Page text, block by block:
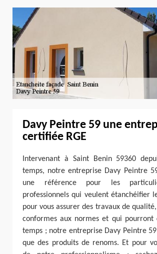
Davy Peintre 59 une
certifiée RGE
Intervenant à Saint Benin 59360
temps, notre entreprise Davy Peintre
une référence pour les
professionnels qui veulent étanchéifier
pour vous assurer des travaux de
conformes aux normes et qui pourront
temps ; notre entreprise Davy Peintre
que des produits de renoms. Et pour